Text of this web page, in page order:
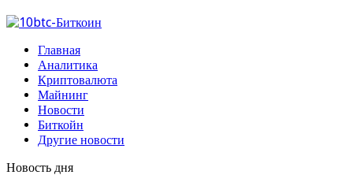
Главная
Аналитика
Криптовалюта
Майнинг
Новости
Биткойн
Другие новости
Новость дня